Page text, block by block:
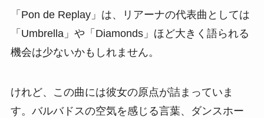
「Pon de Replay」は、リアーナの代表曲としては
「Umbrella」や「Diamonds」ほど大きく語られる
機会は少ないかもしれません。
けれど、この曲には彼女の原点が詰まっていま
す。バルバドスの空気を感じる言葉、ダンスホー